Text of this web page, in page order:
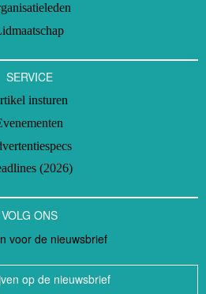
SERVICE
insturen
(2026)
VOLG ONS
voor de nieuwsbrief
op de nieuwsbrief